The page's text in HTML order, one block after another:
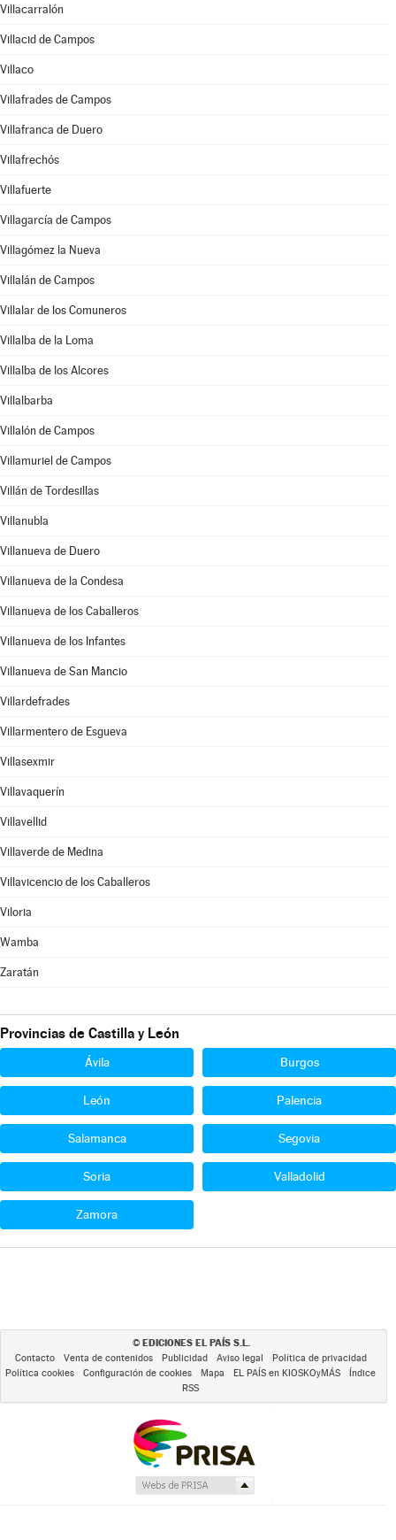
Villacarralón
Villacid de Campos
Villaco
Villafrades de Campos
Villafranca de Duero
Villafrechós
Villafuerte
Villagarcía de Campos
Villagómez la Nueva
Villalán de Campos
Villalar de los Comuneros
Villalba de la Loma
Villalba de los Alcores
Villalbarba
Villalón de Campos
Villamuriel de Campos
Villán de Tordesillas
Villanubla
Villanueva de Duero
Villanueva de la Condesa
Villanueva de los Caballeros
Villanueva de los Infantes
Villanueva de San Mancio
Villardefrades
Villarmentero de Esgueva
Villasexmir
Villavaquerín
Villavellid
Villaverde de Medina
Villavicencio de los Caballeros
Viloria
Wamba
Zaratán
Provincias de Castilla y León
Ávila Burgos
León Palencia
Salamanca Segovia
Soria Valladolid
Zamora
© EDICIONES EL PAÍS S.L.
Contacto Venta de contenidos Publicidad Aviso legal
Política de privacidad
Política cookies
Configuración de cookies Mapa EL PAÍS en KIOSKOyMÁS
Índice
RSS